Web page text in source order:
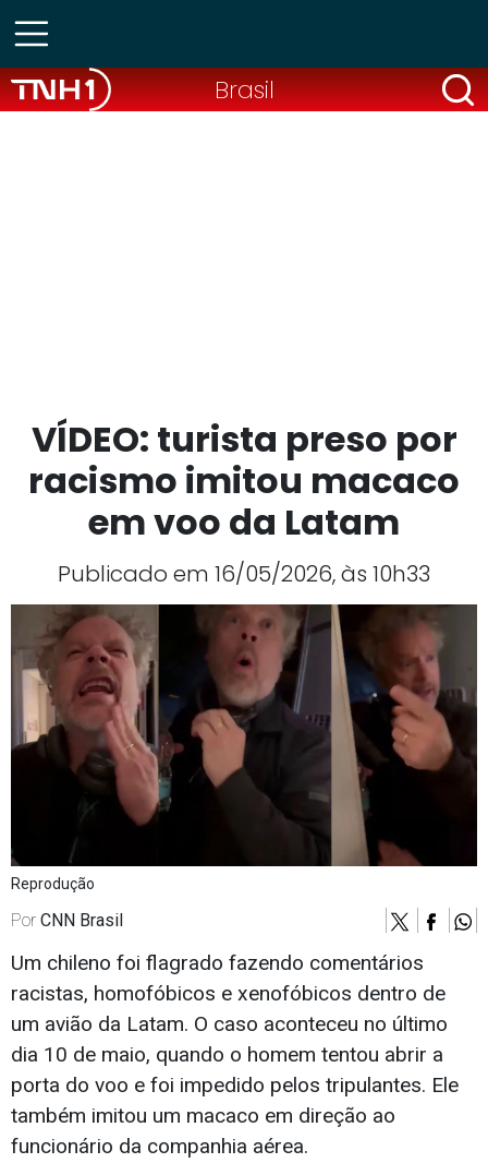
Brasil
VÍDEO: turista preso por
racismo imitou macaco
em voo da Latam
Publicado em 16/05/2026, às 10h33
Reprodução
Por CNN Brasil
Um chileno foi flagrado fazendo comentários
racistas, homofóbicos e xenofóbicos dentro de
um avião da Latam. O caso aconteceu no último
dia 10 de maio, quando o homem tentou abrir a
porta do voo e foi impedido pelos tripulantes. Ele
também imitou um macaco em direção ao
funcionário da companhia aérea.